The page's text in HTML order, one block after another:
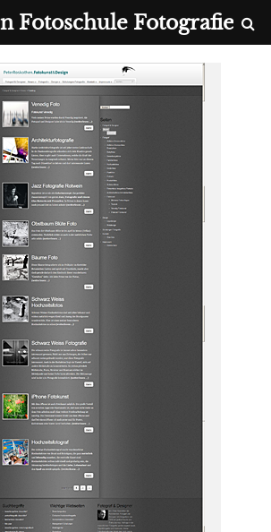
Fotoschule Fotografie